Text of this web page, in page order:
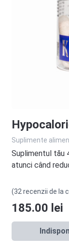
Suplimente
Suplimentul tău
atunci când
(32 recenzii de la
185.00 lei